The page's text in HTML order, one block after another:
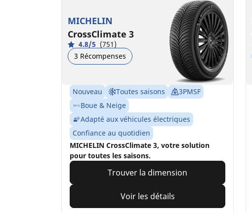
MICHELIN
CrossClimate 3
4.8/5 (751)
3 Récompenses
Nouveau Toutes saisons
3PMSF
Boue & Neige
Adapté aux véhicules électriques
Confiance au quotidien
MICHELIN CrossClimate 3, votre solution
pour toutes les saisons.
Trouver la dimension
Voir les détails